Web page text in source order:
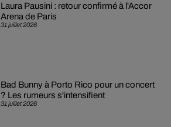
31 juillet 2026
Laura Pausini : retour confirmé à l'Accor
Arena de Paris
31 juillet 2026
Bad Bunny à Porto Rico pour un concert
? Les rumeurs s'intensifient